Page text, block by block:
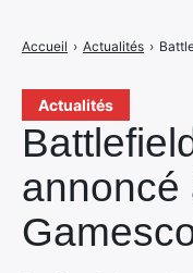
Actualités
annoncé
Accueil › Actualités ›